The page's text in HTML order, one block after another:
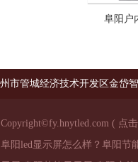
阜阳户
市管城经济技术开发区金岱
Copyright©fy.hnytled.com ( 点
阜阳led显示屏怎么样？阜阳节